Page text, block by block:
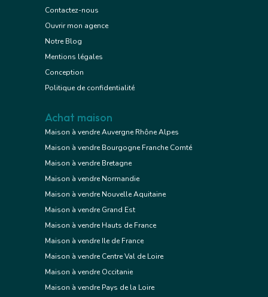
Contactez-nous
Ouvrir mon agence
Notre Blog
Mentions légales
Conception
Politique de confidentialité
Achat maison
Maison à vendre Auvergne Rhône Alpes
Maison à vendre Bourgogne Franche Comté
Maison à vendre Bretagne
Maison à vendre Normandie
Maison à vendre Nouvelle Aquitaine
Maison à vendre Grand Est
Maison à vendre Hauts de France
Maison à vendre Ile de France
Maison à vendre Centre Val de Loire
Maison à vendre Occitanie
Maison à vendre Pays de la Loire